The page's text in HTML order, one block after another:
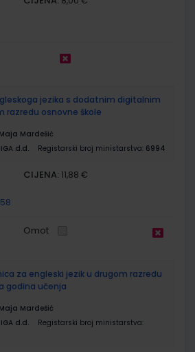
jezika s dodatnim digitalnim
razredu osnovne škole
Mardešić
d.d. Registarski broj ministarstva: 6994
CIJENA: 11,88 €
Omot
za engleski jezik u drugom razredu
godina učenja
Mardešić
d.d.
Registarski broj ministarstva: